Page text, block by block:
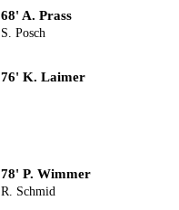
68' A. Prass
S. Posch
76' K. Laimer
78' P. Wimmer
R. Schmid